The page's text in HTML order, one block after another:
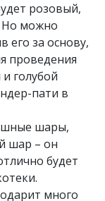
розовый,
Но можно
его за основу,
проведения
голубой
пати в
шары,
шар – он
будет
много